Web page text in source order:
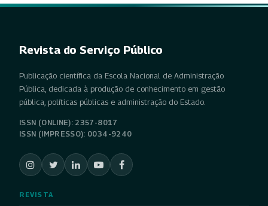
Revista do Serviço Público
Publicação científica da Escola Nacional de Administração
Pública, dedicada à produção de conhecimento em gestão
pública, políticas públicas e administração do Estado.
ISSN (ONLINE): 2357-8017
ISSN (IMPRESSO): 0034-9240
REVISTA